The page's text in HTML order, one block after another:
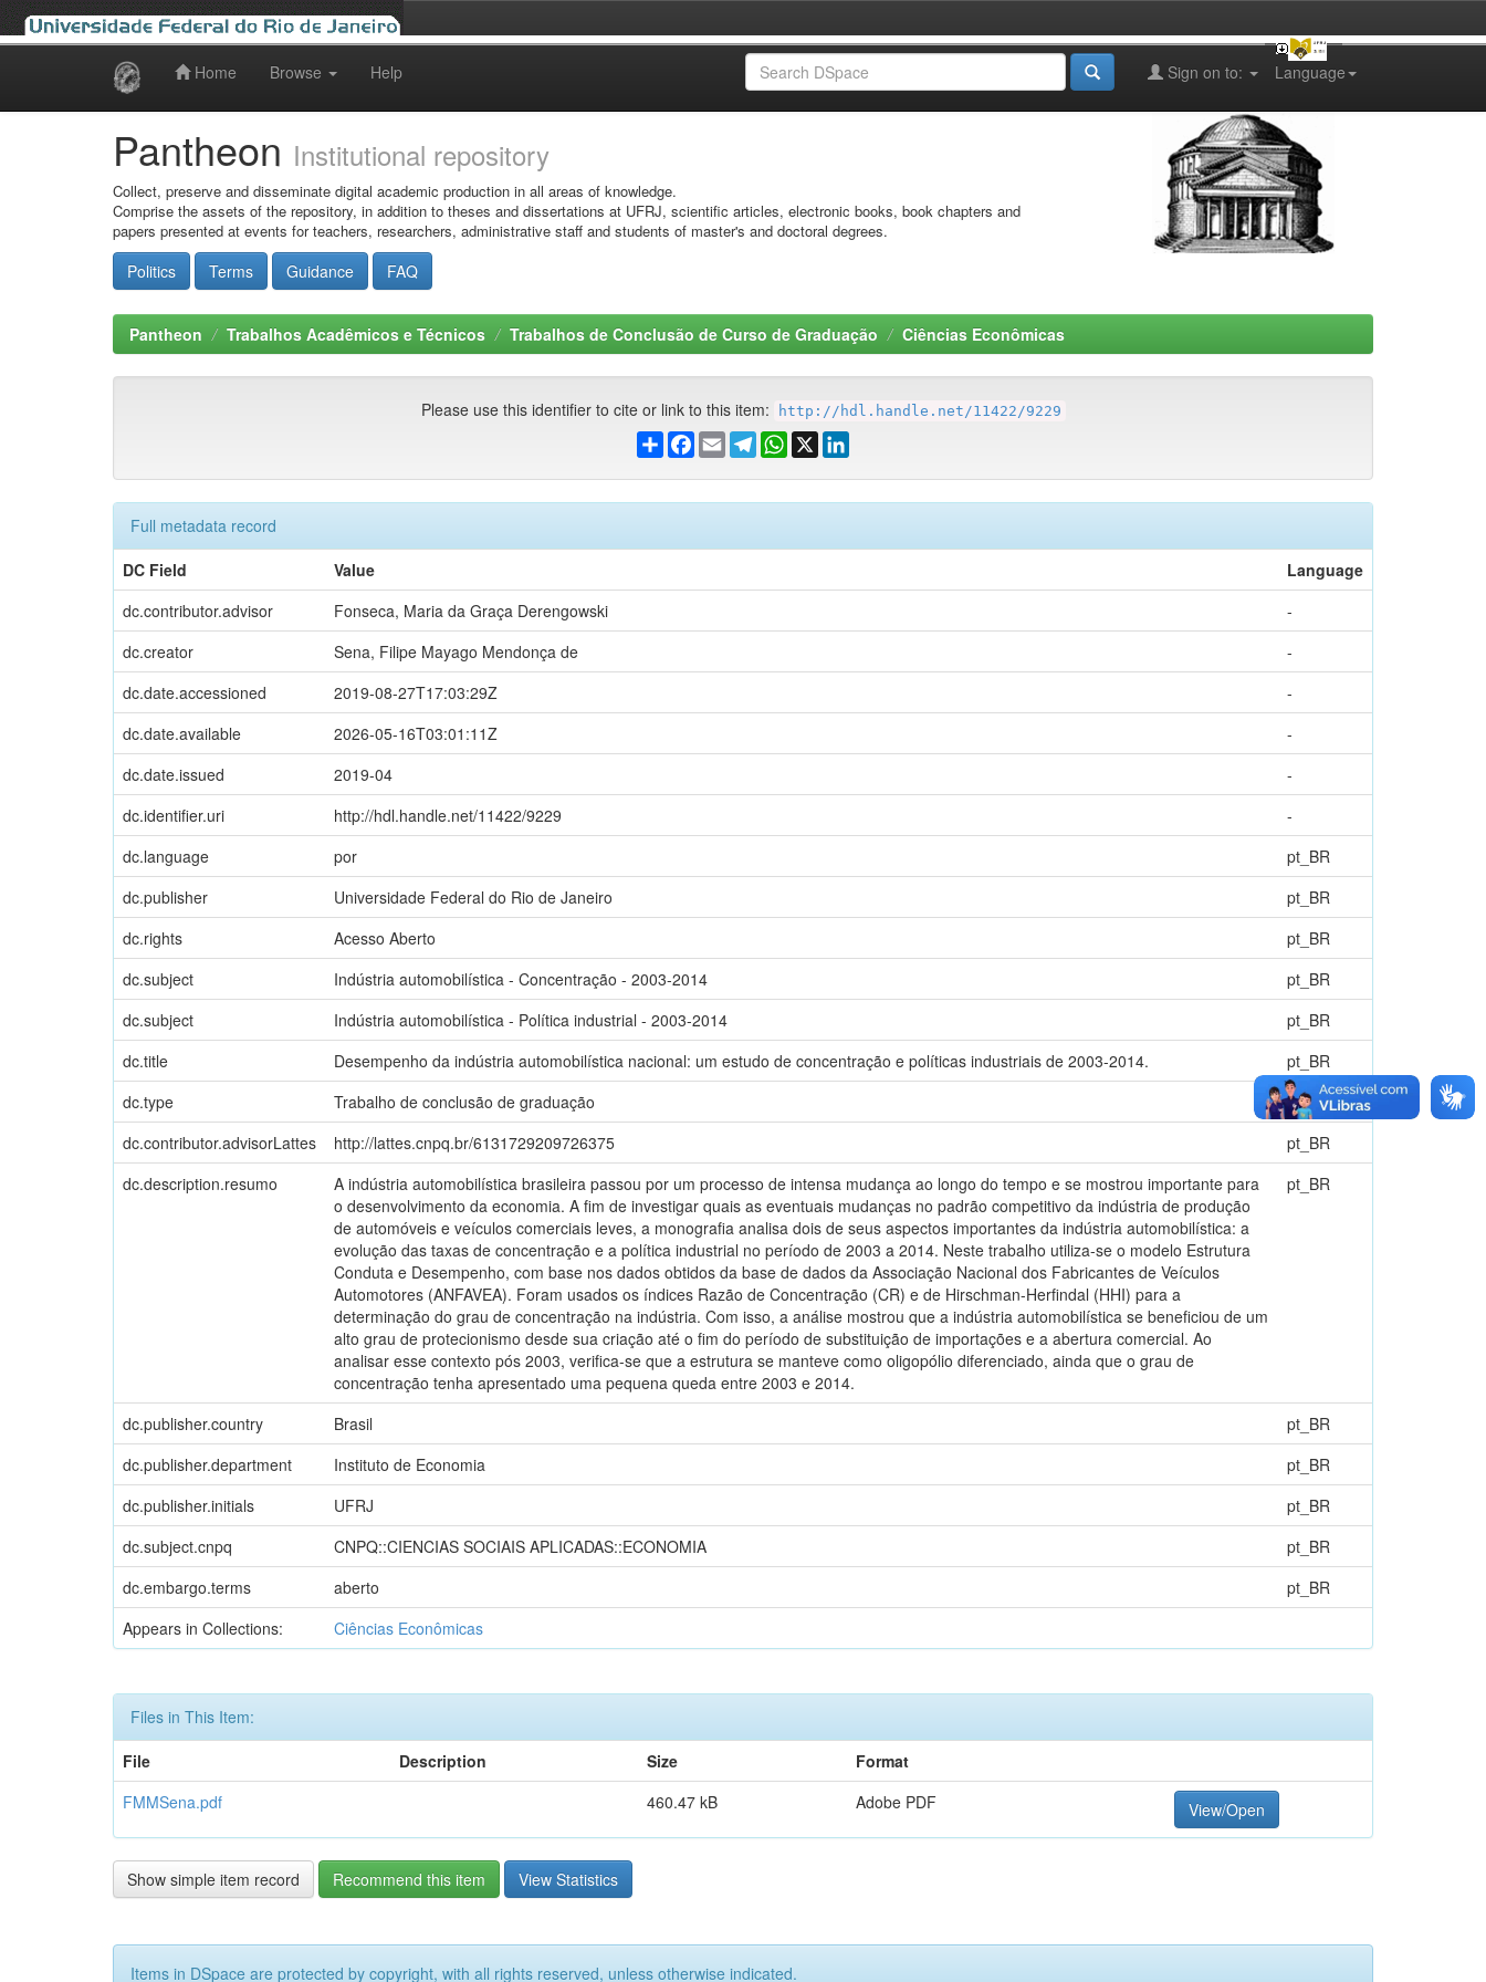
Home Browse Help Language
Sign on to:
Pantheon Institutional repository
Collect, preserve and disseminate digital academic production in all areas of knowledge.
Comprise the assets of the repository, in addition to theses and dissertations at UFRJ, scientific articles, electronic books, book chapters and
papers presented at events for teachers, researchers, administrative staff and students of master's and doctoral degrees.
Politics Terms Guidance FAQ
Pantheon Trabalhos Acadêmicos e Técnicos Trabalhos de Conclusão de Curso de Graduação Ciências Econômicas
Please use this identifier to cite or link to this item: http://hdl.handle.net/11422/9229
ShareFacebook
EmailTelegramWhatsApp
X
Full metadata record
DC Field
Value
Language
dc.contributor.advisor
Fonseca, Maria da Graça Derengowski
-
dc.creator
Sena, Filipe Mayago Mendonça de
-
dc.date.accessioned
2019-08-27T17:03:29Z
-
dc.date.available
2026-05-16T03:01:11Z
-
dc.date.issued
2019-04
-
dc.identifier.uri
http://hdl.handle.net/11422/9229
-
dc.language
por
pt_BR
dc.publisher
Universidade Federal do Rio de Janeiro
pt_BR
dc.rights
Acesso Aberto
pt_BR
dc.subject
Indústria automobilística - Concentração - 2003-2014
pt_BR
dc.subject
Indústria automobilística - Política industrial - 2003-2014
pt_BR
dc.title
Desempenho da indústria automobilística nacional: um estudo de concentração e políticas industriais de 2003-2014.
pt_BR
dc.type
Trabalho de conclusão de graduação
pt_BR
dc.contributor.advisorLattes
http://lattes.cnpq.br/6131729209726375
pt_BR
dc.description.resumo
A indústria automobilística brasileira passou por um processo de intensa mudança ao longo do tempo e se mostrou importante para
o desenvolvimento da economia. A fim de investigar quais as eventuais mudanças no padrão competitivo da indústria de produção
de automóveis e veículos comerciais leves, a monografia analisa dois de seus aspectos importantes da indústria automobilística: a
evolução das taxas de concentração e a política industrial no período de 2003 a 2014. Neste trabalho utiliza-se o modelo Estrutura
Conduta e Desempenho, com base nos dados obtidos da base de dados da Associação Nacional dos Fabricantes de Veículos
Automotores (ANFAVEA). Foram usados os índices Razão de Concentração (CR) e de Hirschman-Herfindal (HHI) para a
determinação do grau de concentração na indústria. Com isso, a análise mostrou que a indústria automobilística se beneficiou de um
alto grau de protecionismo desde sua criação até o fim do período de substituição de importações e a abertura comercial. Ao
analisar esse contexto pós 2003, verifica-se que a estrutura se manteve como oligopólio diferenciado, ainda que o grau de
concentração tenha apresentado uma pequena queda entre 2003 e 2014.
pt_BR
dc.publisher.country Brasil
pt_BR
dc.publisher.department
Instituto de Economia
pt_BR
dc.publisher.initials
UFRJ
pt_BR
dc.subject.cnpq
CNPQ::CIENCIAS SOCIAIS APLICADAS::ECONOMIA
pt_BR
dc.embargo.terms
aberto
pt_BR
Appears in Collections:
Ciências Econômicas
Files in This Item:
File
Description Size
Format
FMMSena.pdf
460.47 kB Adobe PDF View/Open
Show simple item record Recommend this item View Statistics
Items in DSpace are protected by copyright, with all rights reserved, unless otherwise indicated.